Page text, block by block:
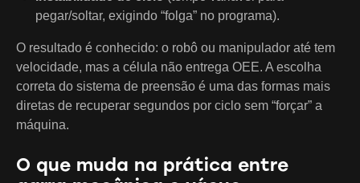
pegar/soltar, exigindo “folga” no programa).
O resultado é conhecido: o robô ou manipulador até tem
velocidade, mas a célula não entrega OEE. A escolha
correta do sistema de preensão é uma das formas mais
diretas de recuperar segundos por ciclo sem “forçar” a
máquina.
O que muda na prática entre